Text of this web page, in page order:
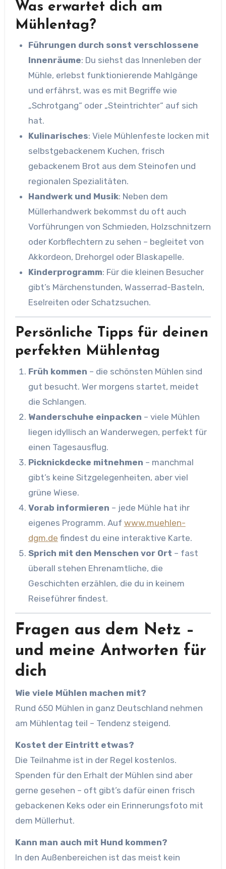
Was erwartet dich am
Mühlentag?
Führungen durch sonst verschlossene
Innenräume: Du siehst das Innenleben der
Mühle, erlebst funktionierende Mahlgänge
und erfährst, was es mit Begriffe wie
„Schrotgang“ oder „Steintrichter“ auf sich
hat.
Kulinarisches: Viele Mühlenfeste locken mit
selbstgebackenem Kuchen, frisch
gebackenem Brot aus dem Steinofen und
regionalen Spezialitäten.
Handwerk und Musik: Neben dem
Müllerhandwerk bekommst du oft auch
Vorführungen von Schmieden, Holzschnitzern
oder Korbflechtern zu sehen – begleitet von
Akkordeon, Drehorgel oder Blaskapelle.
Kinderprogramm: Für die kleinen Besucher
gibt’s Märchenstunden, Wasserrad-Basteln,
Eselreiten oder Schatzsuchen.
Persönliche Tipps für deinen
perfekten Mühlentag
Früh kommen – die schönsten Mühlen sind
gut besucht. Wer morgens startet, meidet
die Schlangen.
Wanderschuhe einpacken – viele Mühlen
liegen idyllisch an Wanderwegen, perfekt für
einen Tagesausflug.
Picknickdecke mitnehmen – manchmal
gibt’s keine Sitzgelegenheiten, aber viel
grüne Wiese.
Vorab informieren – jede Mühle hat ihr
eigenes Programm. Auf www.muehlen-
dgm.de findest du eine interaktive Karte.
Sprich mit den Menschen vor Ort – fast
überall stehen Ehrenamtliche, die
Geschichten erzählen, die du in keinem
Reiseführer findest.
Fragen aus dem Netz –
und meine Antworten für
dich
Wie viele Mühlen machen mit?
Rund 650 Mühlen in ganz Deutschland nehmen
am Mühlentag teil – Tendenz steigend.
Kostet der Eintritt etwas?
Die Teilnahme ist in der Regel kostenlos.
Spenden für den Erhalt der Mühlen sind aber
gerne gesehen – oft gibt’s dafür einen frisch
gebackenen Keks oder ein Erinnerungsfoto mit
dem Müllerhut.
Kann man auch mit Hund kommen?
In den Außenbereichen ist das meist kein